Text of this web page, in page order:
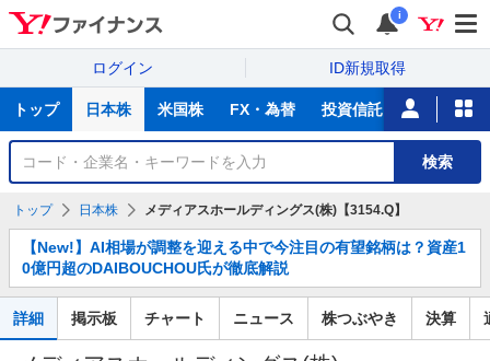
i
ログイン ID新規取得
サ
トップ 日本株 米国株 FX・為替 投資信託 ニュース
銘
検
検索
トップ 日本株 メディアスホールディングス(株)【3154.Q】
知
ら
せ
【New!】AI相場が調整を迎える中で今注目の有望銘柄は？資産1
0億円超のDAIBOUCHOU氏が徹底解説
詳細 掲示板 チャート ニュース 株つぶやき 決算